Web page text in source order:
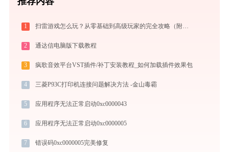
1 扫雷游戏怎么玩？从零基础到高级玩家的完全攻略（附必胜技巧）
2 通达信电脑版下载教程
3 疯歌音效平台VST插件/补丁安装教程_如何加载插件效果包
4 三菱P93C打印机连接问题解决方法 -金山毒霸
5 应用程序无法正常启动0xc0000043
6 应用程序无法正常启动0xc0000005
7 错误码0xc0000005完美修复